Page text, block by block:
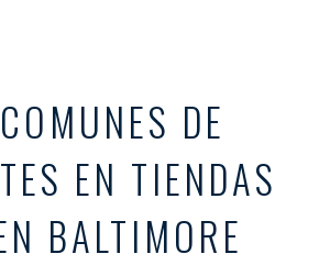
DE
EN TIENDAS
BALTIMORE